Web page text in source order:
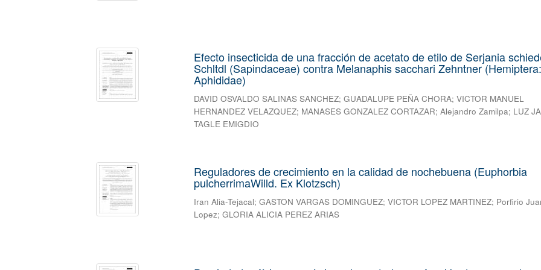
Efecto insecticida de una fracción de acetato de etilo de Serjania
Schltdl (Sapindaceae) contra Melanaphis sacchari Zehntner
Aphididae)
DAVID OSVALDO SALINAS SANCHEZ;GUADALUPE PEÑA CHORA;VICTOR MANUEL
HERNANDEZ VELAZQUEZ; MANASES GONZALEZ CORTAZAR;Alejandro Zamilpa; LUZ
TAGLE EMIGDIO
Reguladores de crecimiento en la calidad de nochebuena (Euphorbia
pulcherrimaWilld. Ex Klotzsch)
Iran Alia-Tejacal;GASTON VARGAS DOMINGUEZ;VICTOR LOPEZ MARTINEZ; Porfirio
Lopez;GLORIA ALICIA PEREZ ARIAS